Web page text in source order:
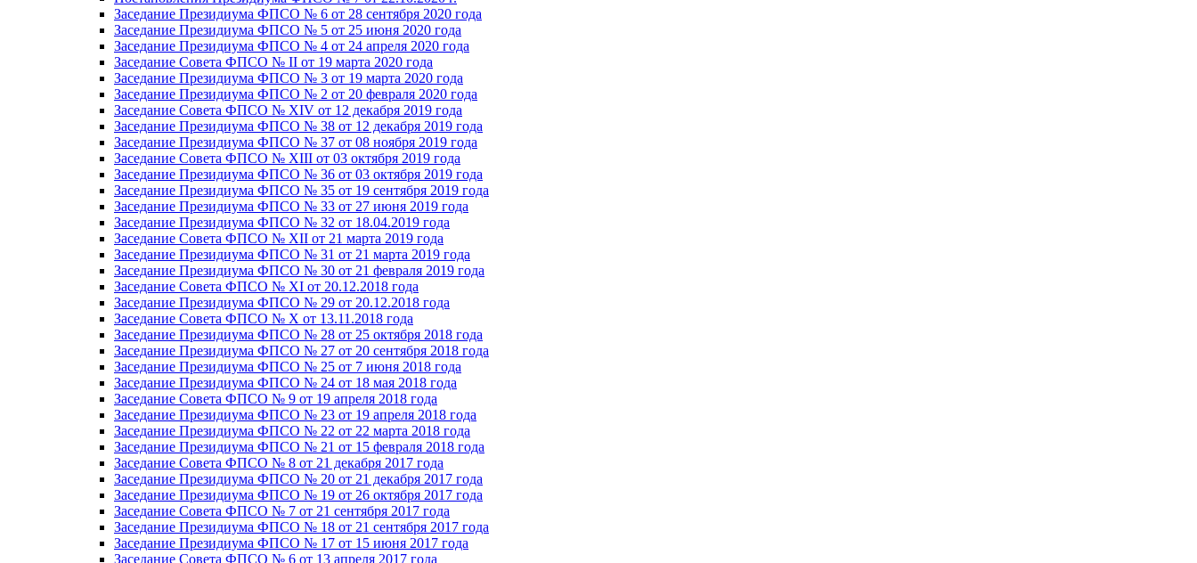
Заседание Президиума ФПСО № 6 от 28 сентября 2020 года
Заседание Президиума ФПСО № 5 от 25 июня 2020 года
Заседание Президиума ФПСО № 4 от 24 апреля 2020 года
Заседание Совета ФПСО № II от 19 марта 2020 года
Заседание Президиума ФПСО № 3 от 19 марта 2020 года
Заседание Президиума ФПСО № 2 от 20 февраля 2020 года
Заседание Совета ФПСО № XIV от 12 декабря 2019 года
Заседание Президиума ФПСО № 38 от 12 декабря 2019 года
Заседание Президиума ФПСО № 37 от 08 ноября 2019 года
Заседание Совета ФПСО № XIII от 03 октября 2019 года
Заседание Президиума ФПСО № 36 от 03 октября 2019 года
Заседание Президиума ФПСО № 35 от 19 сентября 2019 года
Заседание Президиума ФПСО № 33 от 27 июня 2019 года
Заседание Президиума ФПСО № 32 от 18.04.2019 года
Заседание Совета ФПСО № XII от 21 марта 2019 года
Заседание Президиума ФПСО № 31 от 21 марта 2019 года
Заседание Президиума ФПСО № 30 от 21 февраля 2019 года
Заседание Совета ФПСО № XI от 20.12.2018 года
Заседание Президиума ФПСО № 29 от 20.12.2018 года
Заседание Совета ФПСО № X от 13.11.2018 года
Заседание Президиума ФПСО № 28 от 25 октября 2018 года
Заседание Президиума ФПСО № 27 от 20 сентября 2018 года
Заседание Президиума ФПСО № 25 от 7 июня 2018 года
Заседание Президиума ФПСО № 24 от 18 мая 2018 года
Заседание Совета ФПСО № 9 от 19 апреля 2018 года
Заседание Президиума ФПСО № 23 от 19 апреля 2018 года
Заседание Президиума ФПСО № 22 от 22 марта 2018 года
Заседание Президиума ФПСО № 21 от 15 февраля 2018 года
Заседание Совета ФПСО № 8 от 21 декабря 2017 года
Заседание Президиума ФПСО № 20 от 21 декабря 2017 года
Заседание Президиума ФПСО № 19 от 26 октября 2017 года
Заседание Совета ФПСО № 7 от 21 сентября 2017 года
Заседание Президиума ФПСО № 18 от 21 сентября 2017 года
Заседание Президиума ФПСО № 17 от 15 июня 2017 года
Заседание Совета ФПСО № 6 от 13 апреля 2017 года